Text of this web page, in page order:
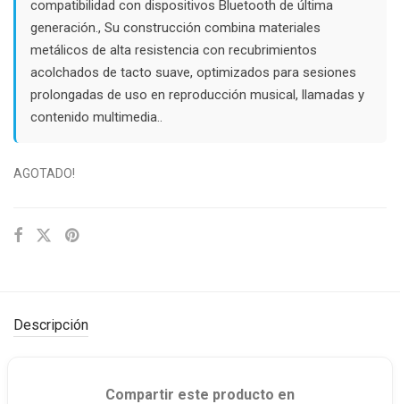
compatibilidad con dispositivos Bluetooth de última
generación., Su construcción combina materiales
metálicos de alta resistencia con recubrimientos
acolchados de tacto suave, optimizados para sesiones
prolongadas de uso en reproducción musical, llamadas y
contenido multimedia..
AGOTADO!
Descripción
Compartir este producto en